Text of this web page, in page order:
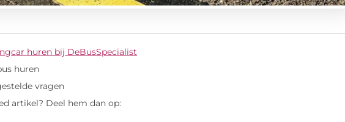
huren bij DeBusSpecialist
huren
vragen
artikel? Deel hem dan op: